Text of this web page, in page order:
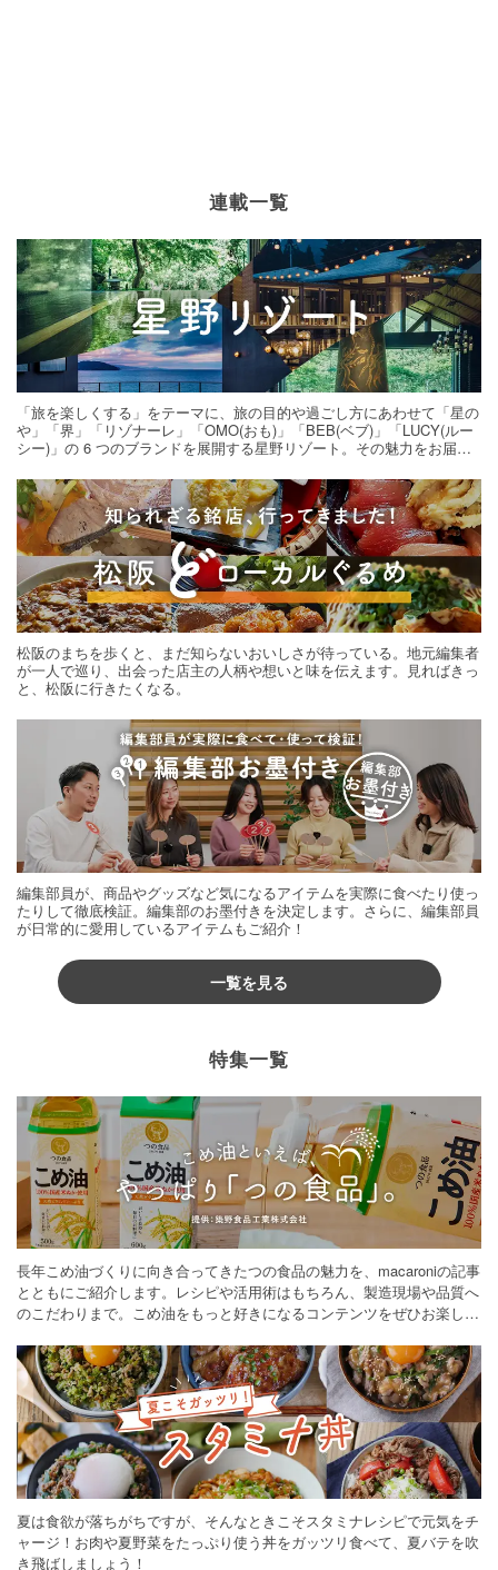
連載一覧
「旅を楽しくする」をテーマに、旅の目的や過ごし方にあわせて「星の
や」「界」「リゾナーレ」「OMO(おも)」「BEB(ベブ)」「LUCY(ルー
シー)」の 6 つのブランドを展開する星野リゾート。その魅力をお届け
松阪のまちを歩くと、まだ知らないおいしさが待っている。地元編集者
が一人で巡り、出会った店主の人柄や想いと味を伝えます。見ればきっ
と、松阪に行きたくなる。
編集部員が、商品やグッズなど気になるアイテムを実際に食べたり使っ
たりして徹底検証。編集部のお墨付きを決定します。さらに、編集部員
が日常的に愛用しているアイテムもご紹介！
一覧を見る
特集一覧
長年こめ油づくりに向き合ってきたつの食品の魅力を、macaroniの記事
とともにご紹介します。レシピや活用術はもちろん、製造現場や品質へ
のこだわりまで。こめ油をもっと好きになるコンテンツをぜひお楽しみ
夏は食欲が落ちがちですが、そんなときこそスタミナレシピで元気をチ
ャージ！お肉や夏野菜をたっぷり使う丼をガッツリ食べて、夏バテを吹
き飛ばしましょう！